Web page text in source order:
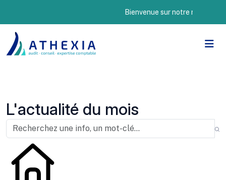
Bienvenue sur notre nouveau
L'actualité du mois